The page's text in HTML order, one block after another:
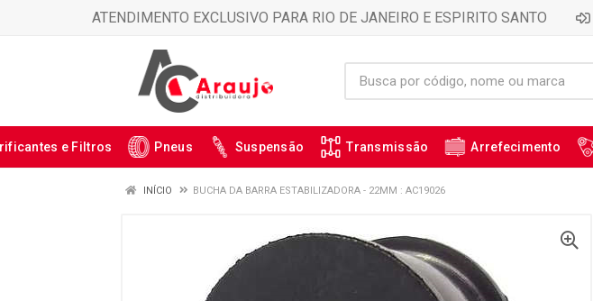
ATENDIMENTO EXCLUSIVO PARA RIO DE JANEIRO E ESPIRITO SANTO
e Filtros Pneus Suspensão Transmissão Arrefecimento
INÍCIO BUCHA DA BARRA ESTABILIZADORA - 22MM : AC19026